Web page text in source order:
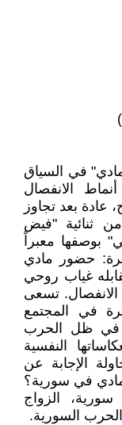
في السياق
الانفصال
عادة بعد تجاوز
ثنائية "فيض
بوصفها معبراً
حضور مادي
غياب روحي
تسعى
في المجتمع
في ظل الحرب
النفسية
الإجابة عن
في سورية؟
سورية، الزواج
الحرب السورية.